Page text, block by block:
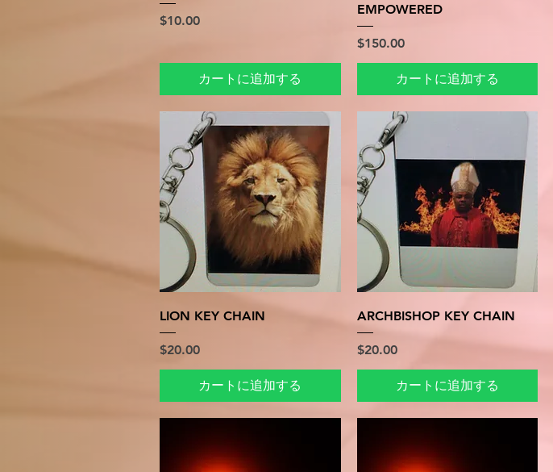
価格
$10.00
カートに追加する
EMPOWERED
価格
$150.00
カートに追加する
クイックビュー
LION KEY CHAIN
価格
$20.00
カートに追加する
クイックビュー
ARCHBISHOP KEY CHAIN
価格
$20.00
カートに追加する